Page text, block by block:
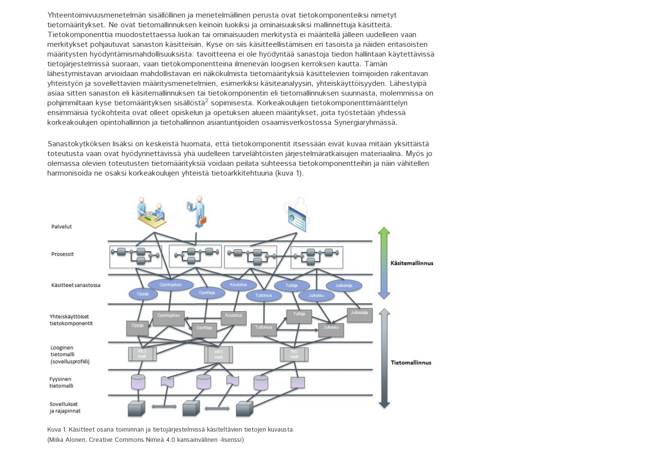
Yhteentoimivuusmenetelmän sisällöllinen ja menetelmällinen perusta ovat tietokomponenteiksi nimetyt
tietomääritykset. Ne ovat tietomallinnuksen keinoin luokiksi ja ominaisuuksiksi mallinnettuja käsitteitä.
Tietokomponenttia muodostettaessa luokan tai ominaisuuden merkitystä ei määritellä jälleen uudelleen vaan
merkitykset pohjautuvat sanaston käsitteisiin. Kyse on siis käsitteellistämisen eri tasoista ja näiden eritasoisten
määritysten hyödyntämismahdollisuuksista: tavoitteena ei ole hyödyntää sanastoja tiedon hallintaan käytettävissä
tietojärjestelmissä suoraan, vaan tietokomponentteina ilmenevän loogisen kerroksen kautta. Tämän
lähestymistavan arvioidaan mahdollistavan eri näkökulmista tietomäärityksiä käsittelevien toimijoiden rakentavan
yhteistyön ja sovellettavien määritysmenetelmien, esimerkiksi käsiteanalyysin, yhteiskäyttöisyyden. Lähestyipä
asiaa sitten sanaston eli käsitemallinnuksen tai tietokomponentin eli tietomallinnuksen suunnasta, molemmissa on
pohjimmiltaan kyse tietomäärityksen sisällöstä2 sopimisesta. Korkeakoulujen tietokomponenttimäärittelyn
ensimmäisiä työkohteita ovat olleet opiskelun ja opetuksen alueen määritykset, joita työstetään yhdessä
korkeakoulujen opintohallinnon ja tietohallinnon asiantuntijoiden osaamisverkostossa Synergiaryhmässä.
Sanastokytköksen lisäksi on keskeistä huomata, että tietokomponentit itsessään eivät kuvaa mitään yksittäistä
toteutusta vaan ovat hyödynnettävissä yhä uudelleen tarvelähtöisten järjestelmäratkaisujen materiaalina. Myös jo
olemassa olevien toteutusten tietomäärityksiä voidaan peilata suhteessa tietokomponentteihin ja näin vähitellen
harmonisoida ne osaksi korkeakoulujen yhteistä tietoarkkitehtuuria (kuva 1).
Kuva 1. Käsitteet osana toiminnan ja tietojärjestelmissä käsiteltävien tietojen kuvausta.
(Miika Alonen, Creative Commons Nimeä 4.0 kansainvälinen -lisenssi)